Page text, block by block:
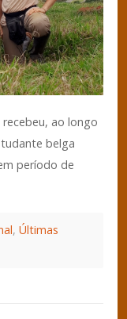
ao longo
belga
período de
, Últimas